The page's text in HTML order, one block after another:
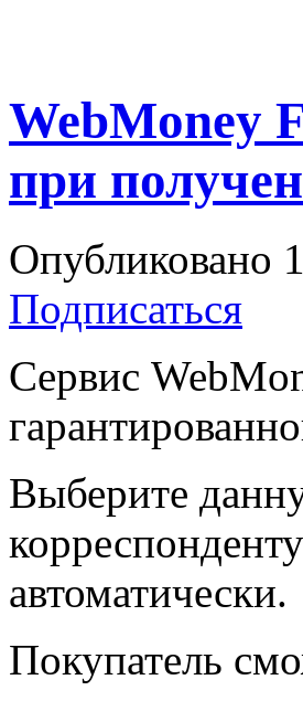
WebMoney
при
Опубликовано
Подписаться
Сервис
Выберите
автоматически.
Покупатель